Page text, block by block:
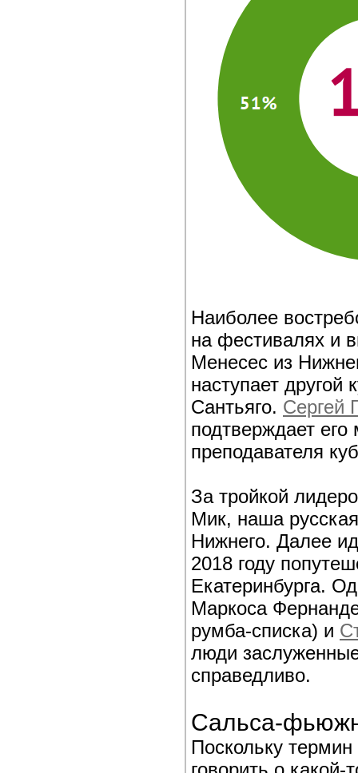
Наиболее
на фестивалях и
Менесес из
наступает
Сантьяго. Сергей
подтверждает его
преподавателя
За тройкой
Мик, наша
Нижнего. Далее
2018 году
Екатеринбурга.
Маркоса
румба-списка) и
люди
справедливо.
Сальса-
Поскольку